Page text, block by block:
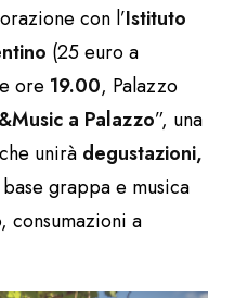
con l’Istituto
(25 euro a
ore 19.00, Palazzo
a Palazzo”, una
unirà degustazioni,
grappa e musica
consumazioni a